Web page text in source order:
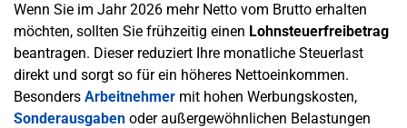
Wenn Sie im Jahr 2026 mehr Netto vom Brutto erhalten
möchten, sollten Sie frühzeitig einen Lohnsteuerfreibetrag
beantragen. Dieser reduziert Ihre monatliche Steuerlast
direkt und sorgt so für ein höheres Nettoeinkommen.
Besonders Arbeitnehmer mit hohen Werbungskosten,
Sonderausgaben oder außergewöhnlichen Belastungen